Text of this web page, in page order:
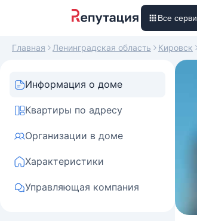
Все
Главная Ленинградская область Кировск
Информация о доме
Квартиры по адресу
Организации в доме
Характеристики
Управляющая компания